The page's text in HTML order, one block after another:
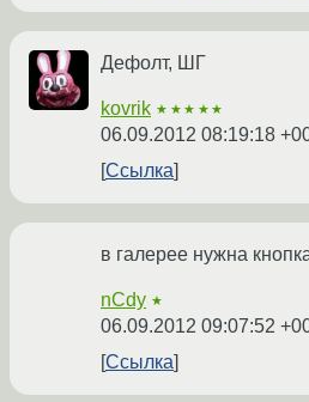
Дефолт, ШГ
kovrik ★★★★★
06.09.2012 08:19:18
Ссылка
в галерее нужна
nCdy ★
06.09.2012 09:07:52
Ссылка